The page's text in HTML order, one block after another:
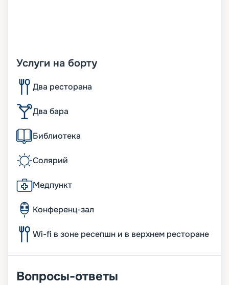
Услуги на борту
Два ресторана
Два бара
Библиотека
Солярий
Медпункт
Конференц-зал
Wi-fi в зоне ресепшн и в верхнем ресторане
Вопросы-ответы